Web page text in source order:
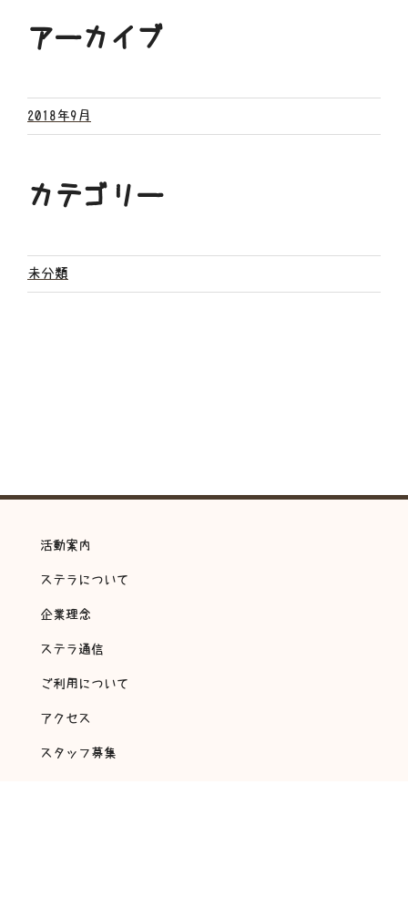
アーカイブ
2018年9月
カテゴリー
未分類
活動案内
ステラについて
企業理念
ステラ通信
ご利用について
アクセス
スタッフ募集